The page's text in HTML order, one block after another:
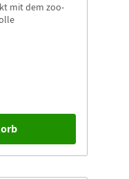
mit dem zoo-